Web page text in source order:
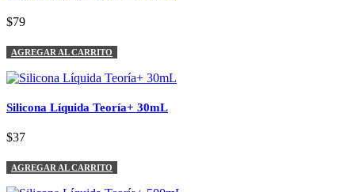
$79
AGREGAR AL CARRITO
Silicona Líquida Teoría+ 30mL
$37
AGREGAR AL CARRITO